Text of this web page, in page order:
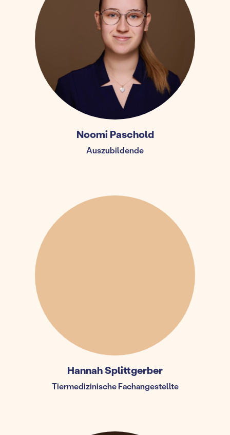
Noomi Paschold
Auszubildende
Hannah Splittgerber
Tiermedizinische Fachangestellte